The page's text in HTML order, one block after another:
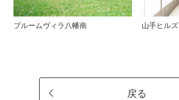
ブルームヴィラ八幡南 山手ヒルズ
戻る